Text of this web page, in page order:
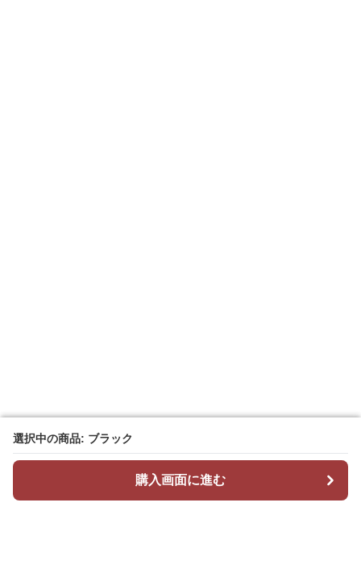
選択中の商品: ブラック
購入画面に進む
選択中の商品: ブラック
購入画面に進む